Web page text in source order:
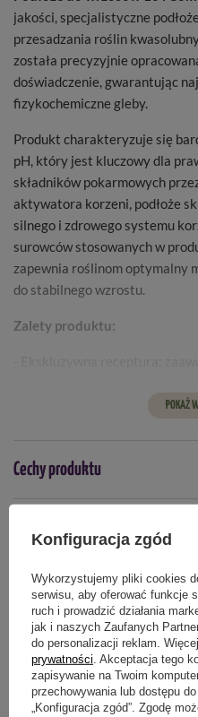
jakości, specjalistyczne
przesadzania roślin
została precyzyjnie
doświadczenie, gwarantując
fizykochemiczne gleby.
Produkt charakteryzuje się
pH, który jest kluczowy dla
składników pokarmowych
aktywatora korzeni, podłoże
silnego i zdrowego systemu
surowców stosowanych w
zapewnia roślinom optymalny
do stabilnego wzrostu.
Zalety produktu:
- Długotrwałe odżywianie:
roślin aż do 12 tygodni.
minerałów.
- Idealnie niskie pH: stabilny,
dokładnie do specyficznych
kwasolubnych.
- Doskonała struktura:
i przewiewność, zapobiegając
Wykorzystanie:
POKAŻ
Cechy produktu
4008398132897
Do jakich roślin
rośliny kwaśnolubne
Podmiot odpowiedzialny za ten produkt
Opinie naszych klientów
Produkty powiązane
Konfiguracja zgód
Wykorzystujemy pliki cookies
serwisu, aby oferować funkcje
ruch i prowadzić działania
jak i naszych Zaufanych
do personalizacji reklam.
prywatności . Akceptacja tego
zapisywanie na Twoim
przechowywania lub dostępu
„Konfiguracja zgód”. Zgodę